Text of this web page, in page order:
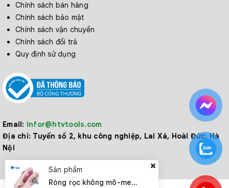
Chính sách bán hàng
Chính sách bảo mật
Chính sách vận chuyển
Chính sách đổi trả
Quy định sử dụng
Email: infor@htvtools.com
Địa chỉ: Tuyến số 2, khu công nghiệp, Lai Xá, Hoài Đức, Hà
Nội
Sản phẩm
Ròng rọc không mô-men xoắn